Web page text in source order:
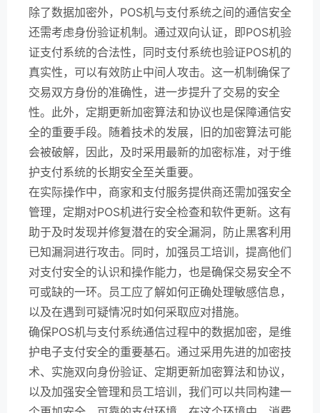
除了数据加密外，POS机与支付系统之间的通信安全
还需考虑身份验证机制。通过双向认证，即POS机验
证支付系统的合法性，同时支付系统也验证POS机的
真实性，可以有效防止中间人攻击。这一机制确保了
交易双方身份的准确性，进一步提升了交易的安全
性。此外，定期更新加密算法和协议也是保障通信安
全的重要手段。随着技术的发展，旧的加密算法可能
会被破解，因此，及时采用最新的加密标准，对于维
护支付系统的长期安全至关重要。
在实际操作中，商家和支付服务提供商还需加强安全
管理，定期对POS机进行安全检查和软件更新。这有
助于及时发现并修复潜在的安全漏洞，防止黑客利用
已知漏洞进行攻击。同时，加强员工培训，提高他们
对支付安全的认识和操作能力，也是确保交易安全不
可或缺的一环。员工应了解如何正确处理敏感信息，
以及在遇到可疑情况时如何采取应对措施。
确保POS机与支付系统通信过程中的数据加密，是维
护电子支付安全的重要基石。通过采用先进的加密技
术、实施双向身份验证、定期更新加密算法和协议，
以及加强安全管理和员工培训，我们可以共同构建一